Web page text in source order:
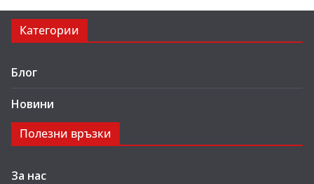
Категории
Блог
Новини
Полезни връзки
За нас